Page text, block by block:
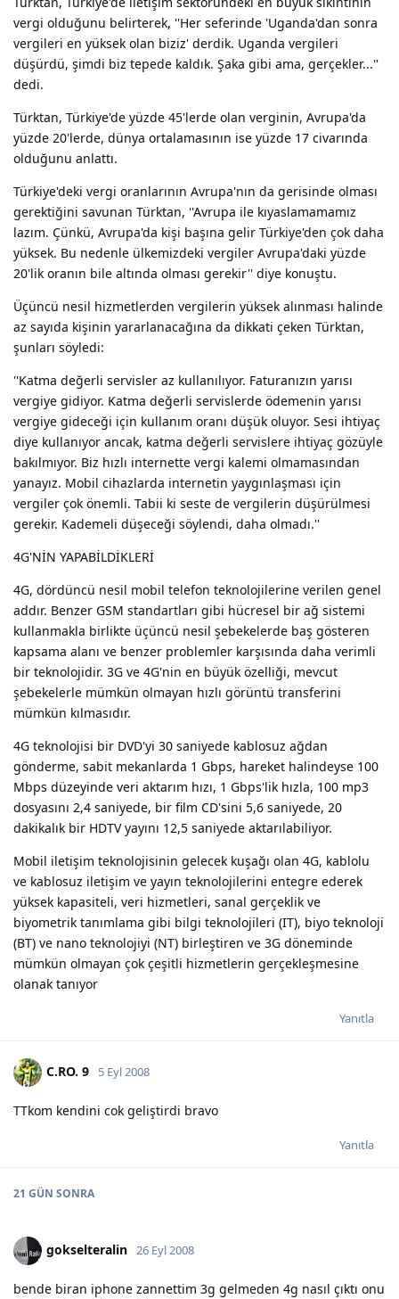
vergi olduğunu belirterek, ''Her seferinde 'Uganda'dan sonra
vergileri en yüksek olan biziz' derdik. Uganda vergileri
düşürdü, şimdi biz tepede kaldık. Şaka gibi ama, gerçekler...''
dedi.
Türktan, Türkiye'de yüzde 45'lerde olan verginin, Avrupa'da
yüzde 20'lerde, dünya ortalamasının ise yüzde 17 civarında
olduğunu anlattı.
Türkiye'deki vergi oranlarının Avrupa'nın da gerisinde olması
gerektiğini savunan Türktan, ''Avrupa ile kıyaslamamamız
lazım. Çünkü, Avrupa'da kişi başına gelir Türkiye'den çok daha
yüksek. Bu nedenle ülkemizdeki vergiler Avrupa'daki yüzde
20'lik oranın bile altında olması gerekir'' diye konuştu.
Üçüncü nesil hizmetlerden vergilerin yüksek alınması halinde
az sayıda kişinin yararlanacağına da dikkati çeken Türktan,
şunları söyledi:
''Katma değerli servisler az kullanılıyor. Faturanızın yarısı
vergiye gidiyor. Katma değerli servislerde ödemenin yarısı
vergiye gideceği için kullanım oranı düşük oluyor. Sesi ihtiyaç
diye kullanıyor ancak, katma değerli servislere ihtiyaç gözüyle
bakılmıyor. Biz hızlı internette vergi kalemi olmamasından
yanayız. Mobil cihazlarda internetin yaygınlaşması için
vergiler çok önemli. Tabii ki seste de vergilerin düşürülmesi
gerekir. Kademeli düşeceği söylendi, daha olmadı.''
4G'NİN YAPABİLDİKLERİ
4G, dördüncü nesil mobil telefon teknolojilerine verilen genel
addır. Benzer GSM standartları gibi hücresel bir ağ sistemi
kullanmakla birlikte üçüncü nesil şebekelerde baş gösteren
kapsama alanı ve benzer problemler karşısında daha verimli
bir teknolojidir. 3G ve 4G'nin en büyük özelliği, mevcut
şebekelerle mümkün olmayan hızlı görüntü transferini
mümkün kılmasıdır.
4G teknolojisi bir DVD'yi 30 saniyede kablosuz ağdan
gönderme, sabit mekanlarda 1 Gbps, hareket halindeyse 100
Mbps düzeyinde veri aktarım hızı, 1 Gbps'lik hızla, 100 mp3
dosyasını 2,4 saniyede, bir film CD'sini 5,6 saniyede, 20
dakikalık bir HDTV yayını 12,5 saniyede aktarılabiliyor.
Mobil iletişim teknolojisinin gelecek kuşağı olan 4G, kablolu
ve kablosuz iletişim ve yayın teknolojilerini entegre ederek
yüksek kapasiteli, veri hizmetleri, sanal gerçeklik ve
biyometrik tanımlama gibi bilgi teknolojileri (IT), biyo teknoloji
(BT) ve nano teknolojiyi (NT) birleştiren ve 3G döneminde
mümkün olmayan çok çeşitli hizmetlerin gerçekleşmesine
olanak tanıyor
Yanıtla
C.RO. 9 5 Eyl 2008
TTkom kendini cok geliştirdi bravo
Yanıtla
21 GÜN SONRA
gokselteralin 26 Eyl 2008
bende biran iphone zannettim 3g gelmeden 4g nasıl çıktı onu